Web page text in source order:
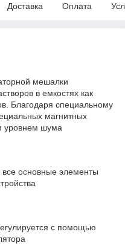
Доставка Оплата
мешалки
в емкостях как
Благодаря специальному
магнитных
уровнем шума
основные элементы
с помощью